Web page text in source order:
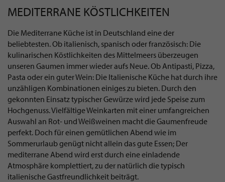
MEDITERRANE KÖSTLICHKEITEN
Die Mediterrane Küche ist in Deutschland eine der
beliebtesten. Ob italienisch, spanisch oder französisch: Die
kulinarischen Köstlichkeiten des Mittelmeers überzeugen
unseren Gaumen immer wieder aufs Neue. Ob Antipasti, Pizza,
Pasta oder ein guter Wein: Die Italienische Küche hat durch ihre
unzähligen Kombinationen einiges zu bieten. Durch den
gekonnten Einsatz typischer Gewürze wird jede Speise zum
Hochgenuss. Vielfältige Weinkarten mit einer umfangreichen
Auswahl an Rot- und Weißweinen macht die Gaumenfreude
perfekt. Doch für einen gemütlichen Abend wie im
Sommerurlaub genügt nicht allein das gute Essen; Der
mediterrane Abend wird erst durch eine einladende
Atmosphäre komplettiert, zu der natürlich die typisch
italienische Gastfreundlichkeit beiträgt.